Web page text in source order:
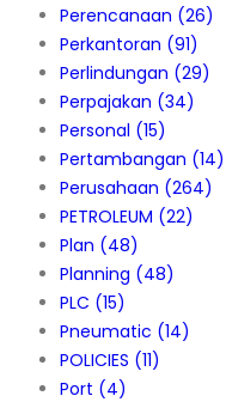
Perencanaan (26)
Perkantoran (91)
Perlindungan (29)
Perpajakan (34)
Personal (15)
Pertambangan (14)
Perusahaan (264)
PETROLEUM (22)
Plan (48)
Planning (48)
PLC (15)
Pneumatic (14)
POLICIES (11)
Port (4)